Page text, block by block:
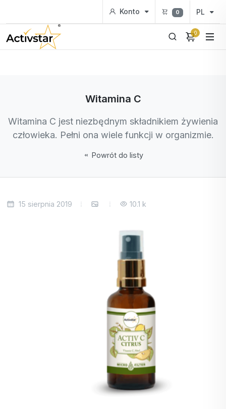
Konto 0 PL
0
Witamina C
Witamina C jest niezbędnym składnikiem żywienia
człowieka. Pełni ona wiele funkcji w organizmie.
Powrót do listy
15 sierpnia 2019 10.1 k